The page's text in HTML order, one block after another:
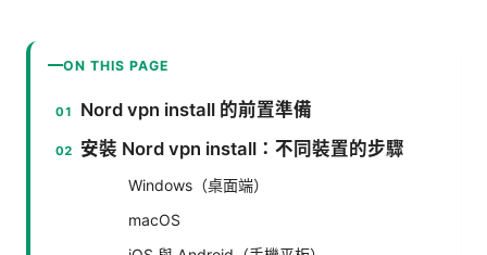
ON THIS PAGE
Nord vpn install 的前置準備
安裝 Nord vpn install：不同裝置的步驟
Windows（桌面端）
macOS